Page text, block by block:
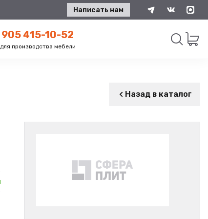
Написать нам
905 415-10-52
производства мебели
Назад в каталог